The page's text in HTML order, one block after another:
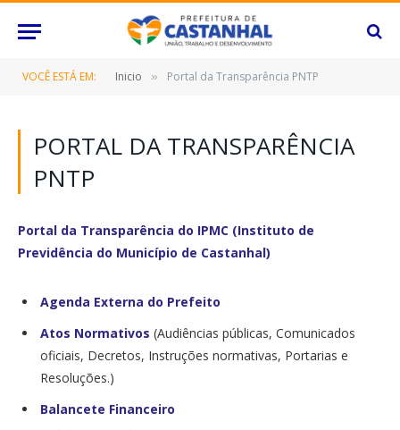
VOCÊ ESTÁ EM: Inicio » Portal da Transparência PNTP
PORTAL DA TRANSPARÊNCIA
PNTP
Portal da Transparência do IPMC (Instituto de
Previdência do Município de Castanhal)
Agenda Externa do Prefeito
Atos Normativos (Audiências públicas, Comunicados
oficiais, Decretos, Instruções normativas, Portarias e
Resoluções.)
Balancete Financeiro